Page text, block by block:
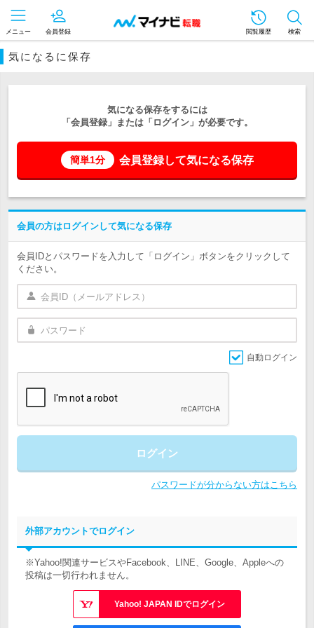
メニュー 会員登録 閲覧履歴 検索
気になるに保存
気になる保存をするには
「会員登録」または「ログイン」が必要です。
簡単1分 会員登録して気になる保存
会員の方はログインして気になる保存
会員IDとパスワードを入力して「ログイン」ボタンをクリックして
ください。
自動ログイン
ログイン
パスワードが分からない方はこちら
外部アカウントでログイン
※Yahoo!関連サービスやFacebook、LINE、Google、Appleへの
投稿は一切行われません。
Yahoo! JAPAN IDでログイン